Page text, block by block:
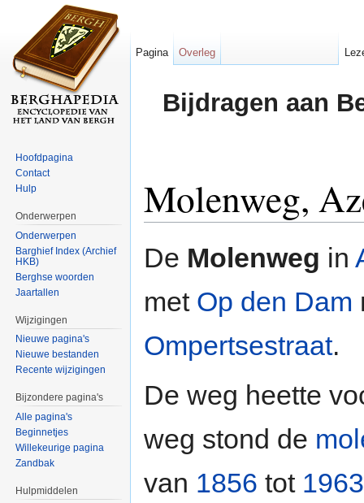
Bijdragen aan
Molenweg,
De Molenweg in
met Op den Dam
Ompertsestraat.
De weg heette
weg stond de
van 1856 tot 1963
Pagina Overleg
Hoofdpagina
Contact
Hulp
Onderwerpen
Onderwerpen
Barghief Index (Archief
HKB)
Berghse woorden
Jaartallen
Wijzigingen
Nieuwe pagina's
Nieuwe bestanden
Recente wijzigingen
Bijzondere pagina's
Alle pagina's
Beginnetjes
Willekeurige pagina
Zandbak
Hulpmiddelen